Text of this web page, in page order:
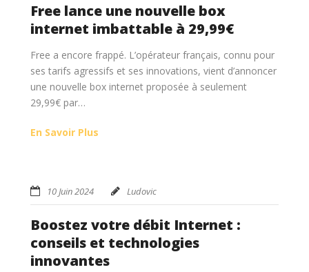
Free lance une nouvelle box
internet imbattable à 29,99€
Free a encore frappé. L’opérateur français, connu pour
ses tarifs agressifs et ses innovations, vient d’annoncer
une nouvelle box internet proposée à seulement
29,99€ par…
En Savoir Plus
10 Juin 2024 Ludovic
Boostez votre débit Internet :
conseils et technologies
innovantes